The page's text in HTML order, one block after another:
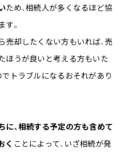
ため、相続人が多くなるほど協
す。
売却したくない方もいれば、売
ほうが良いと考える方もいた
でトラブルになるおそれがあり
に、相続する予定の方も含めて
く ことによって、いざ相続が発